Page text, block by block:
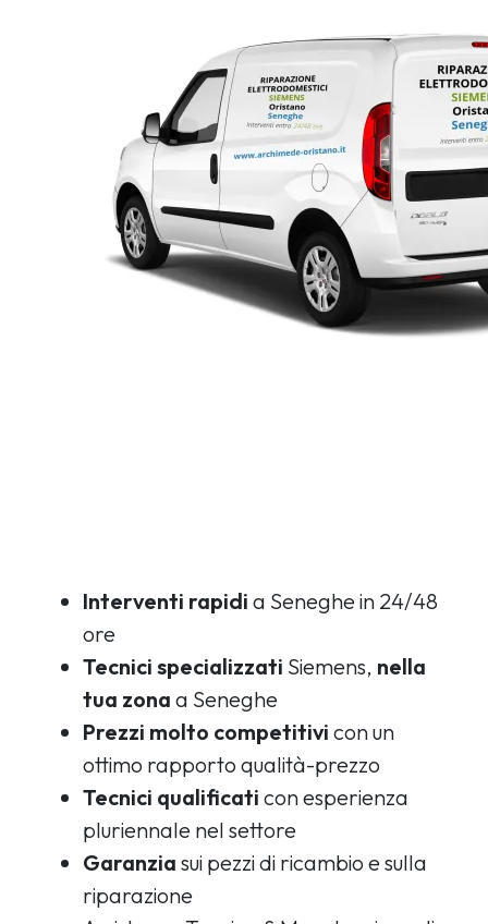
Interventi rapidi a Seneghe in 24/48
ore
Tecnici specializzati Siemens, nella
tua zona a Seneghe
Prezzi molto competitivi con un
ottimo rapporto qualità-prezzo
Tecnici qualificati con esperienza
pluriennale nel settore
Garanzia sui pezzi di ricambio e sulla
riparazione